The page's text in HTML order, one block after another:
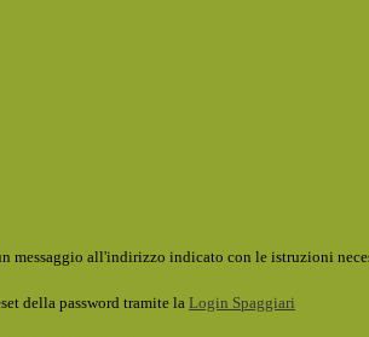
messaggio all'indirizzo indicato con le istruzioni
della password tramite la Login Spaggiari